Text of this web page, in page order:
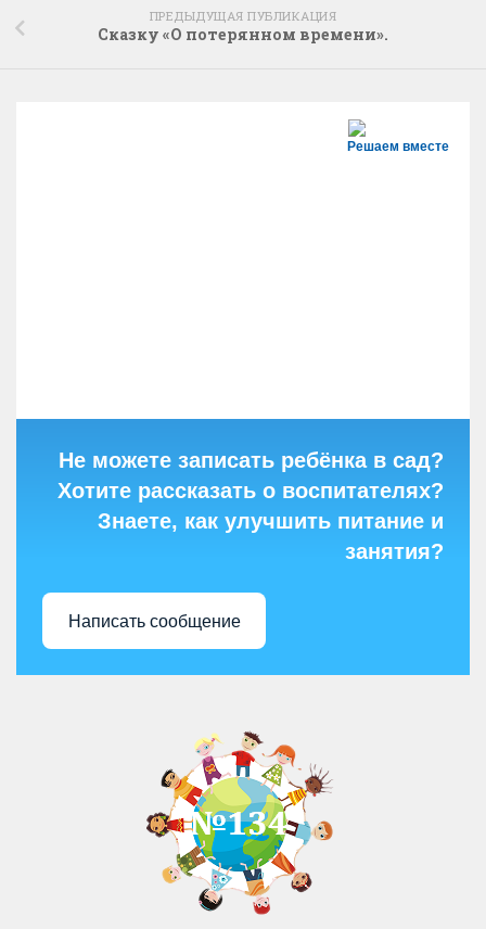
ПРЕДЫДУЩАЯ ПУБЛИКАЦИЯ
Сказку «О потерянном времени».
Решаем вместе
Не можете записать ребёнка в сад?
Хотите рассказать о воспитателях?
Знаете, как улучшить питание и
занятия?
Написать сообщение